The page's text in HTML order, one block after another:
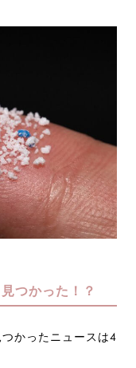
つかった！？
かったニュースは4